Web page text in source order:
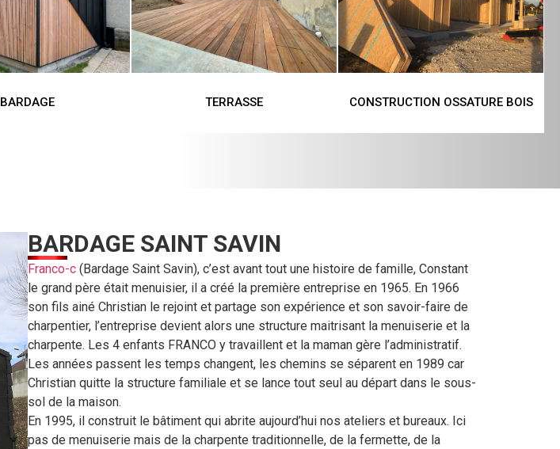
BARDAGE TERRASSE CONSTRUCTION OSSATURE BOIS
BARDAGE SAINT SAVIN
Franco-c (Bardage Saint Savin), c’est avant tout une histoire de famille, Constant
le grand père était menuisier, il a créé la première entreprise en 1965. En 1966
son fils ainé Christian le rejoint et partage son expérience et son savoir-faire de
charpentier, l’entreprise devient alors une structure maitrisant la menuiserie et la
charpente. Les 4 enfants FRANCO y travaillent et la maman gère l’administratif.
Les années passent les temps changent, les chemins se séparent en 1989 car
Christian quitte la structure familiale et se lance tout seul au départ dans le sous-
sol de la maison.
En 1995, il construit le bâtiment qui abrite aujourd’hui nos ateliers et bureaux. Ici
pas de menuiserie mais de la charpente traditionnelle, de la fermette, de la